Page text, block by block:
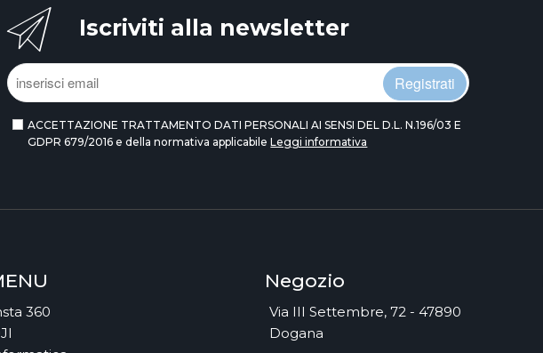
Iscriviti alla newsletter
Registrati
ACCETTAZIONE TRATTAMENTO DATI PERSONALI AI SENSI DEL D.L. N.196/03 E
GDPR 679/2016 e della normativa applicabileLeggi informativa
360
Negozio
Via III Settembre, 72 - 47890
Dogana